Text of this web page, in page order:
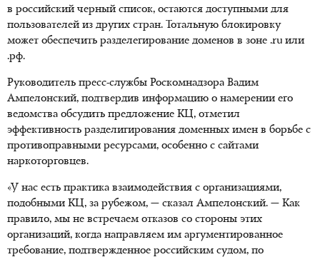
в российский черный список, остаются доступными для
пользователей из других стран. Тотальную блокировку
может обеспечить разделегирование доменов в зоне .ru или
.рф.
Руководитель пресс-службы Роскомнадзора Вадим
Ампелонский, подтвердив информацию о намерении его
ведомства обсудить предложение КЦ, отметил
эффективность разделигирования доменных имен в борьбе с
противоправными ресурсами, особенно с сайтами
наркоторговцев.
«У нас есть практика взаимодействия с организациями,
подобными КЦ, за рубежом, — сказал Ампелонский. — Как
правило, мы не встречаем отказов со стороны этих
организаций, когда направляем им аргументированное
требование, подтвержденное российским судом, по